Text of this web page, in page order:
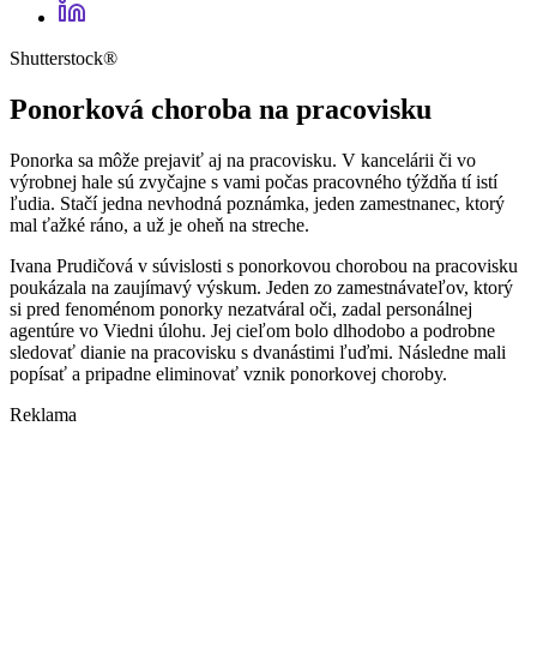
Shutterstock®
Ponorková choroba na pracovisku
Ponorka sa môže prejaviť aj na pracovisku. V kancelárii či vo
výrobnej hale sú zvyčajne s vami počas pracovného týždňa tí istí
ľudia. Stačí jedna nevhodná poznámka, jeden zamestnanec, ktorý
mal ťažké ráno, a už je oheň na streche.
Ivana Prudičová v súvislosti s ponorkovou chorobou na pracovisku
poukázala na zaujímavý výskum. Jeden zo zamestnávateľov, ktorý
si pred fenoménom ponorky nezatváral oči, zadal personálnej
agentúre vo Viedni úlohu. Jej cieľom bolo dlhodobo a podrobne
sledovať dianie na pracovisku s dvanástimi ľuďmi. Následne mali
popísať a pripadne eliminovať vznik ponorkovej choroby.
Reklama